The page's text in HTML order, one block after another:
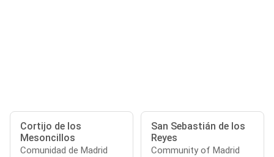
Cortijo de los
Mesoncillos
Comunidad de Madrid
San Sebastián de los
Reyes
Community of Madrid